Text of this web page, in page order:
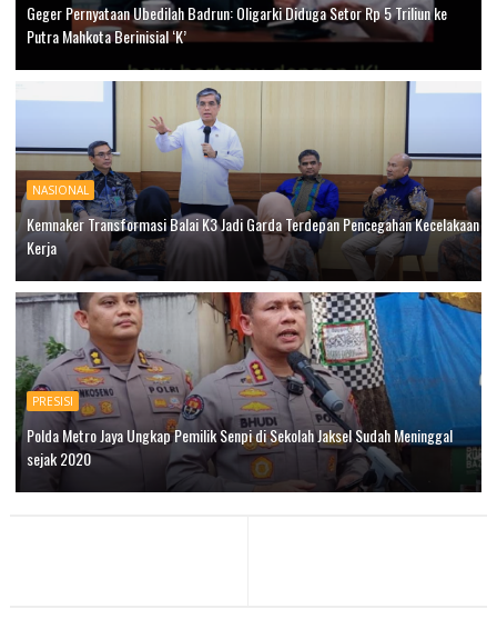
Geger Pernyataan Ubedilah Badrun: Oligarki Diduga Setor Rp 5 Triliun ke
Putra Mahkota Berinisial ‘K’
NASIONAL
Kemnaker Transformasi Balai K3 Jadi Garda Terdepan Pencegahan Kecelakaan
Kerja
PRESISI
Polda Metro Jaya Ungkap Pemilik Senpi di Sekolah Jaksel Sudah Meninggal
sejak 2020